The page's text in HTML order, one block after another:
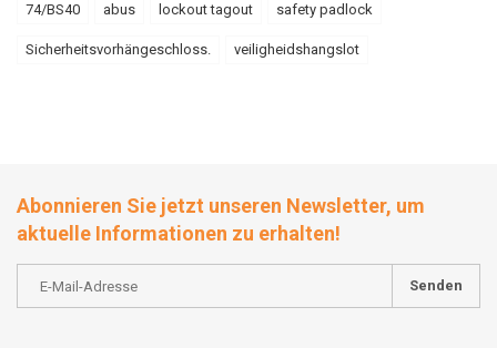
74/BS40 abus lockout tagout safety padlock
Sicherheitsvorhängeschloss. veiligheidshangslot
Abonnieren Sie jetzt unseren Newsletter, um
aktuelle Informationen zu erhalten!
Senden